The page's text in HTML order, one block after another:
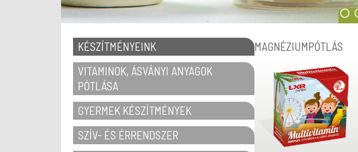
KÉSZÍTMÉNYEINK
VITAMINOK, ÁSVÁNYI ANYAGOK
PÓTLÁSA
GYERMEK KÉSZÍTMÉNYEK
SZÍV- ÉS ÉRRENDSZER
MAGNÉZIUMPÓTLÁS